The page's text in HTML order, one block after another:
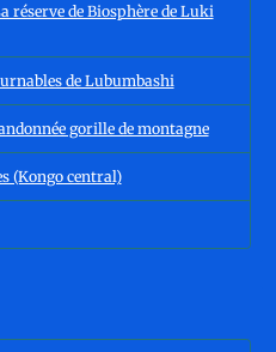
réserve de Biosphère de Luki
de Lubumbashi
gorille de montagne
(Kongo central)